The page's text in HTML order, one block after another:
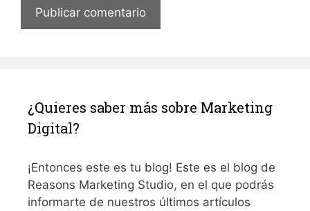
¿Quieres saber más sobre Marketing
Digital?
¡Entonces este es tu blog! Este es el blog de
Reasons Marketing Studio, en el que podrás
informarte de nuestros últimos artículos